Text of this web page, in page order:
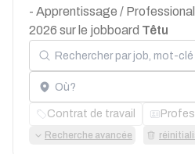
- Apprentissage /
2026 sur le jobboard Têtu
Rechercher par job, mot-clé ou
Localisation
Contrat de travail
Recherche avancée